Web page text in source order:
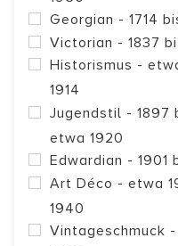
Georgian - 1714
Victorian - 1837
Historismus -
1914
Jugendstil - 1897
etwa 1920
Edwardian - 1901
Art Déco - etwa
1940
Vintageschmuck -